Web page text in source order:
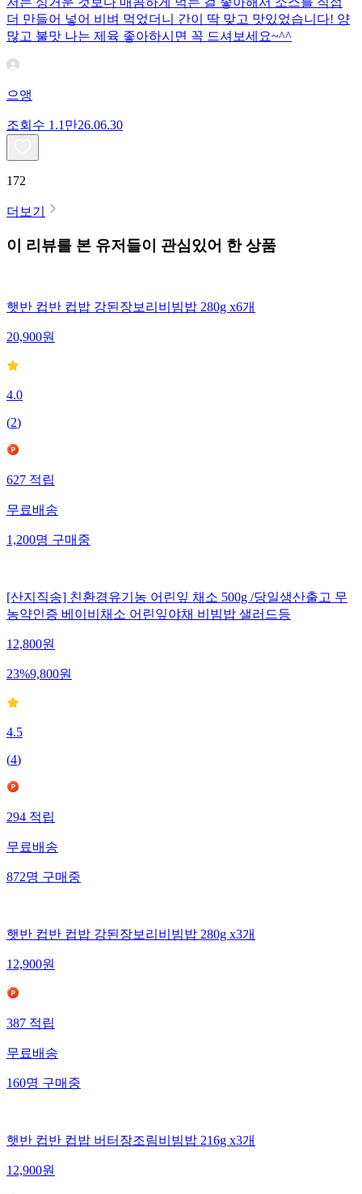
더 만들어 넣어 비벼 먹었더니 간이 딱 맞고 맛있었습니다! 양
많고 불맛 나는 제육 좋아하시면 꼭 드셔보세요~^^
으앵
조회수 1.1만26.06.30
172
더보기
이 리뷰를 본 유저들이 관심있어 한 상품
햇반 컵반 컵밥 강된장보리비빔밥 280g x6개
20,900원
4.0
(2)
627 적립
무료배송
1,200명 구매중
[산지직송] 친환경유기농 어린잎 채소 500g /당일생산출고 무
농약인증 베이비채소 어린잎야채 비빔밥 샐러드등
12,800원
23%9,800원
4.5
(4)
294 적립
무료배송
872명 구매중
햇반 컵반 컵밥 강된장보리비빔밥 280g x3개
12,900원
387 적립
무료배송
160명 구매중
햇반 컵반 컵밥 버터장조림비빔밥 216g x3개
12,900원